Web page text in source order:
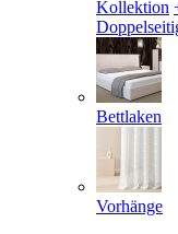
Kollektion
Bettlaken
Vorhänge